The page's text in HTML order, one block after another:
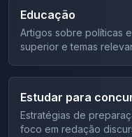
Educação
Artigos sobre políticas
superior e temas
Estudar para
Estratégias de
foco em redação